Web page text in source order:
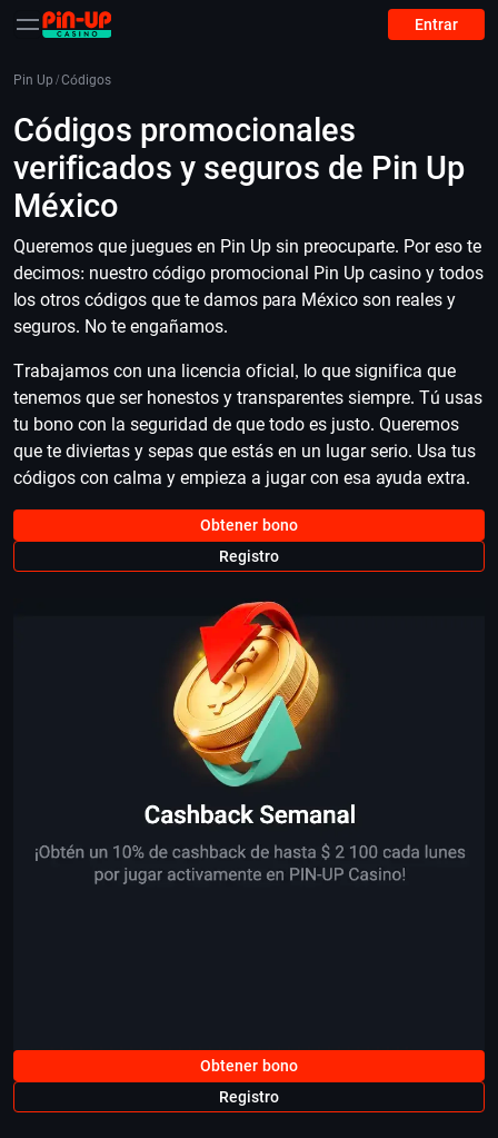
Entrar
Pin Up /Códigos
Códigos promocionales
verificados y seguros de Pin Up
México
Queremos que juegues en Pin Up sin preocuparte. Por eso te
decimos: nuestro código promocional Pin Up casino y todos
los otros códigos que te damos para México son reales y
seguros. No te engañamos.
Trabajamos con una licencia oficial, lo que significa que
tenemos que ser honestos y transparentes siempre. Tú usas
tu bono con la seguridad de que todo es justo. Queremos
que te diviertas y sepas que estás en un lugar serio. Usa tus
códigos con calma y empieza a jugar con esa ayuda extra.
Obtener bono
Registro
Obtener bono
Registro